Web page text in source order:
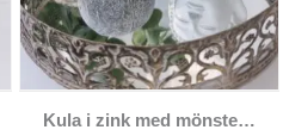
Kula i zink med mönster i shabby chic